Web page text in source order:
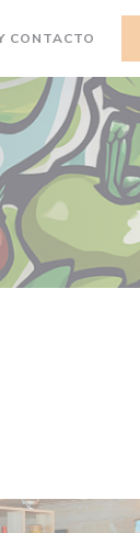
CONTACTO